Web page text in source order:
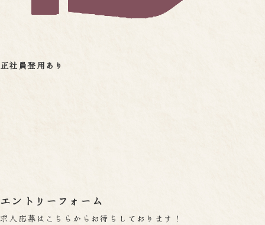
正社員登用あり
エントリーフォーム
求人応募はこちらからお待ちしております！